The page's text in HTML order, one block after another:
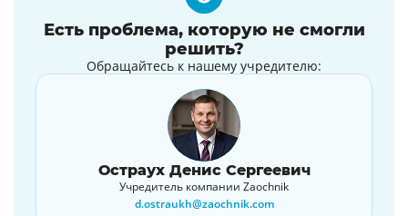
Есть проблема, которую не смогли
решить?
Обращайтесь к нашему учредителю:
Остраух Денис Сергеевич
Учредитель компании Zaochnik
d.ostraukh@zaochnik.com